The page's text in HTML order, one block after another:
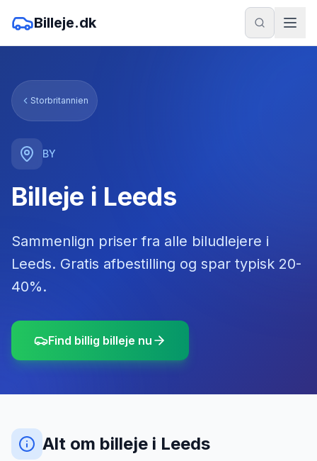
Billeje.dk
Storbritannien
BY
Billeje i Leeds
Sammenlign priser fra alle biludlejere i
Leeds. Gratis afbestilling og spar typisk 20-
40%.
Find billig billeje nu
Alt om billeje i Leeds